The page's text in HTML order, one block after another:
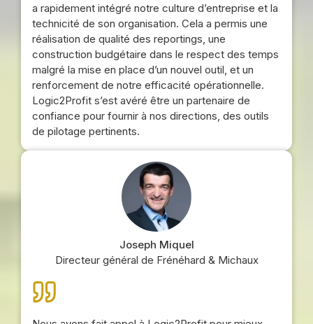
a rapidement intégré notre culture d’entreprise et la
technicité de son organisation. Cela a permis une
réalisation de qualité des reportings, une
construction budgétaire dans le respect des temps
malgré la mise en place d’un nouvel outil, et un
renforcement de notre efficacité opérationnelle.
Logic2Profit s’est avéré être un partenaire de
confiance pour fournir à nos directions, des outils
de pilotage pertinents.
Joseph Miquel
Directeur général de Frénéhard & Michaux